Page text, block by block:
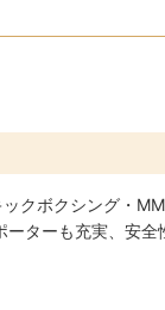
クボクシング・
ターも充実、安